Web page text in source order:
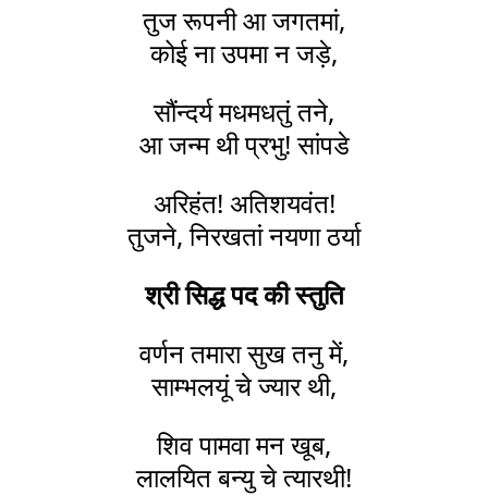
तुज रूपनी आ जगतमां,
कोई ना उपमा न जड़े,
सौंन्दर्य मधमधतुं तने,
आ जन्म थी प्रभु! सांपडे
अरिहंत! अतिशयवंत!
तुजने, निरखतां नयणा ठर्या
श्री सिद्ध पद की स्तुति
वर्णन तमारा सुख तनु में,
साम्भलयूं चे ज्यार थी,
शिव पामवा मन खूब,
लालयित बन्यु चे त्यारथी!